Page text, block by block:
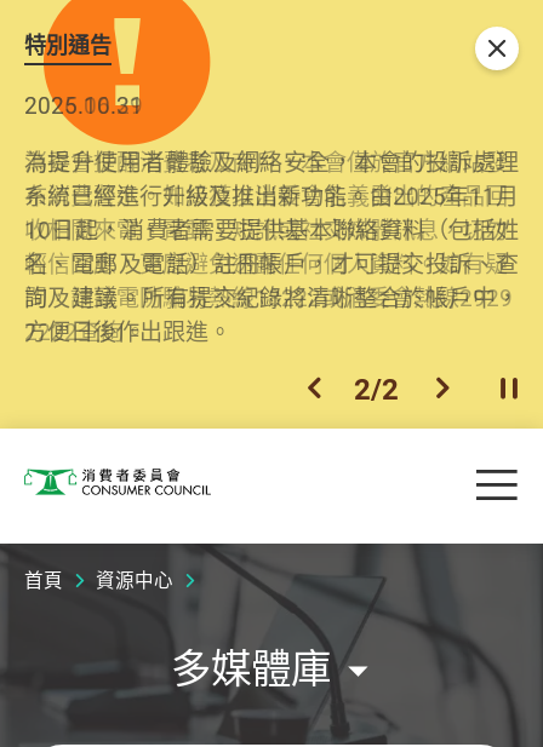
特別通告
2026.06.29
消委會提醒消費者及商戶，本會僅於官方網站發
布消費警示。如接獲以消委會名義發出的產品回
收相關來電、電郵、短訊或社交媒體訊息，切勿
輕信回應，更應避免透露任何個人資料。如有疑
問，請致電防騙易熱線18222或消委會熱線2929
2222查詢。
2025.10.31
為提升使用者體驗及網絡安全，本會的投訴處理
系統已經進行升級及推出新功能。由2025年11月
10日起，消費者需要提供基本聯絡資料（包括姓
名、電郵及電話）註冊帳戶，才可提交投訴、查
詢及建議。所有提交紀錄將清晰整合於帳戶中，
方便日後作出跟進。
上一個
2/2 下一個開
關閉
消費者委員會 目
首頁 資源中心
多媒體庫